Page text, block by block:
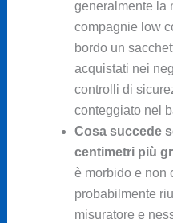
generalmente la
compagnie low
bordo un
acquistati nei
controlli di
conteggiato nel
Cosa succede
centimetri più
è morbido e non
probabilmente
misuratore e